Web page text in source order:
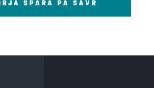
SPARA PÅ SAVR